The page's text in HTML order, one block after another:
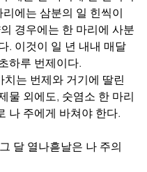
리에는 삼분의 일 힌씩이
경우에는 한 마리에 사분
. 이것이 일 년 내내 매달
하루 번제이다.
치는 번제와 거기에 딸린
물 외에도, 숫염소 한 마리
나 주에게 바쳐야 한다.
달 열나흗날은 나 주의